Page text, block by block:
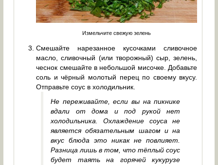
Измельчите свежую зелень
Смешайте нарезанное кусочками сливочное
масло, сливочный (или творожный) сыр, зелень,
чеснок смешайте в небольшой мисочке. Добавьте
соль и чёрный молотый перец по своему вкусу.
Отправьте соус в холодильник.
Не переживайте, если вы на пикнике
вдали от дома и под рукой нет
холодильника. Охлаждение соуса не
является обязательным шагом и на
вкус блюда это никак не повлияет.
Разница лишь в том, что тёплый соус
будет таять на горячей кукурузе